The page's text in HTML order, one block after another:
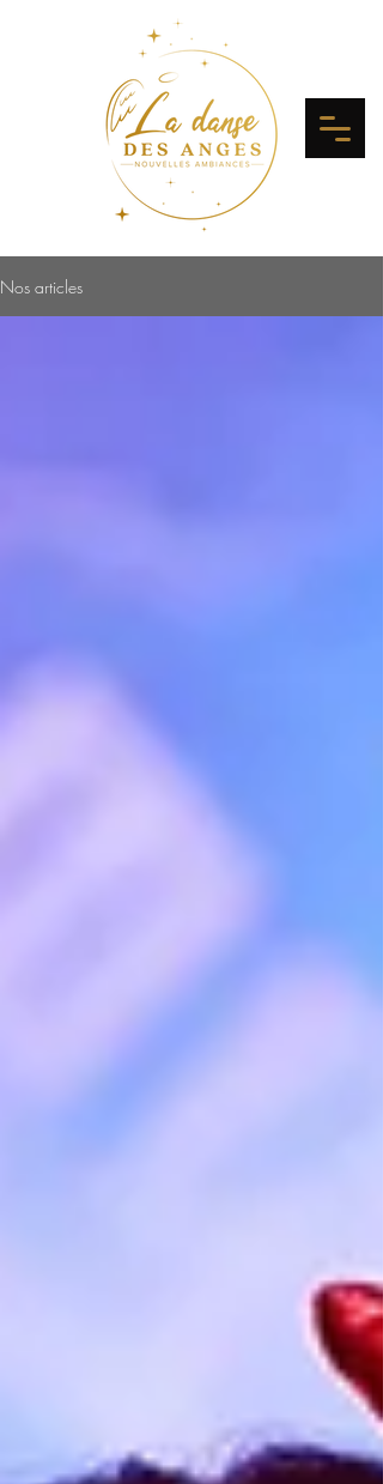
Nos articles